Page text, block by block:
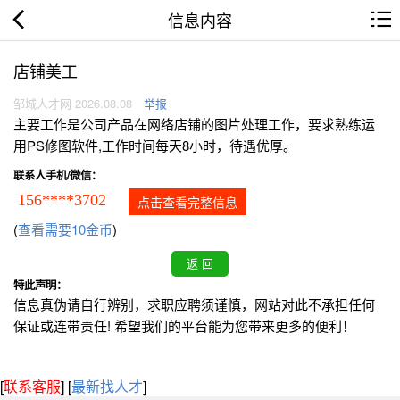
信息内容
店铺美工
邹城人才网 2026.08.08 举报
主要工作是公司产品在网络店铺的图片处理工作，要求熟练运
用PS修图软件,工作时间每天8小时，待遇优厚。
联系人手机/微信：
156****3702 点击查看完整信息
(查看需要10金币)
特此声明：
信息真伪请自行辨别，求职应聘须谨慎，网站对此不承担任何
保证或连带责任! 希望我们的平台能为您带来更多的便利！
[联系客服] [最新找人才]